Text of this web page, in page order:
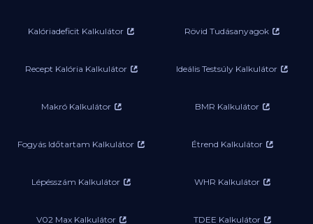
Kalóriadeficit Kalkulátor Rövid Tudásanyagok
Recept Kalória Kalkulátor Ideális Testsúly Kalkulátor
Makró Kalkulátor BMR Kalkulátor
Fogyás Időtartam Kalkulátor Étrend Kalkulátor
Lépésszám Kalkulátor WHR Kalkulátor
V02 Max Kalkulátor TDEE Kalkulátor